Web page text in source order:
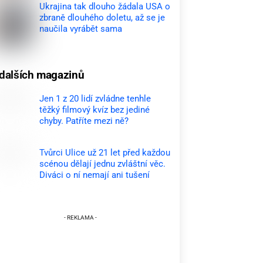
Ukrajina tak dlouho žádala USA o
zbraně dlouhého doletu, až se je
naučila vyrábět sama
magazinů
Jen 1 z 20 lidí zvládne tenhle
těžký filmový kvíz bez jediné
chyby. Patříte mezi ně?
Tvůrci Ulice už 21 let před každou
scénou dělají jednu zvláštní věc.
Diváci o ní nemají ani tušení